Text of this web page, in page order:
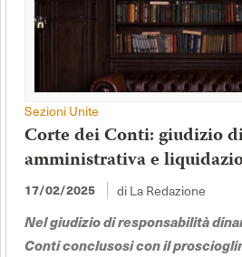
Sezioni Unite
Corte dei Conti: giudizio
amministrativa e
17/02/2025
di La Redazione
Nel giudizio di responsabilità
Conti conclusosi con il